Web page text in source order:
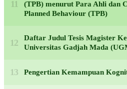
(TPB) menurut Para Ahli dan
Planned Behaviour (TPB)
Daftar Judul Tesis Magister
Universitas Gadjah Mada
Pengertian Kemampuan